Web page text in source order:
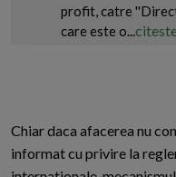
profit, catre
care este o...
Chiar daca afacerea nu
informat cu privire la